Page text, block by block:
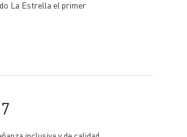
La Estrella el primer